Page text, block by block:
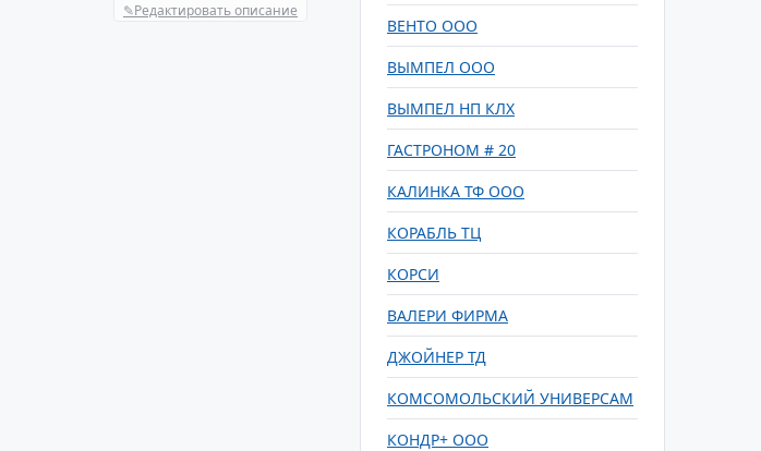
✎Редактировать описание
ВЕНТО ООО
ВЫМПЕЛ ООО
ВЫМПЕЛ НП КЛХ
ГАСТРОНОМ # 20
КАЛИНКА ТФ ООО
КОРАБЛЬ ТЦ
КОРСИ
ВАЛЕРИ ФИРМА
ДЖОЙНЕР ТД
КОМСОМОЛЬСКИЙ УНИВЕРСАМ
КОНДР+ ООО